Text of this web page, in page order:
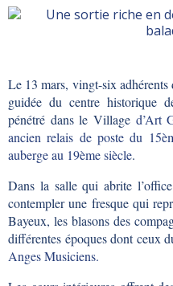
Le 13 mars, vingt-six
guidée du centre historique
pénétré dans le Village d’Art
ancien relais de poste du
auberge au 19ème siècle.
Dans la salle qui abrite
contempler une fresque qui
Bayeux, les blasons des
différentes époques dont ceux
Anges Musiciens.